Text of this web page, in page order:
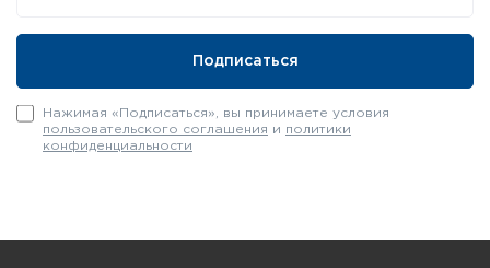
Нажимая «Подписаться», вы принимаете условия
пользовательского соглашения и политики
конфиденциальности